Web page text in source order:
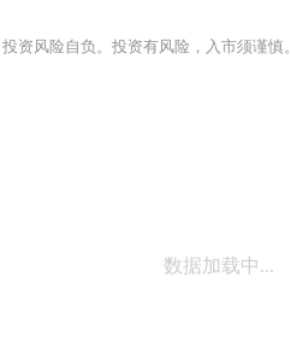
资风险自负。投资有风险，入市须谨慎。
数据加载中...